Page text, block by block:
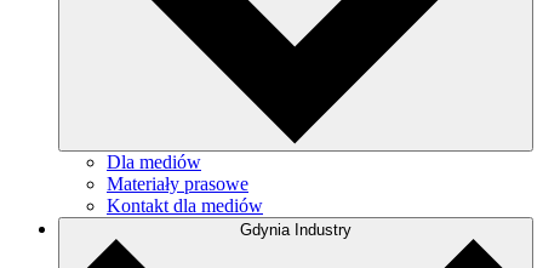
Dla mediów
Materiały prasowe
Kontakt dla mediów
Gdynia Industry